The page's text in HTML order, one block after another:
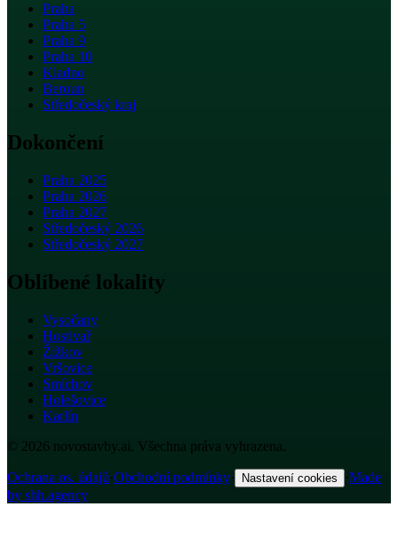
Praha
Praha 5
Praha 9
Praha 10
Kladno
Beroun
Středočeský kraj
Dokončení
Praha 2025
Praha 2026
Praha 2027
Středočeský 2026
Středočeský 2027
Oblíbené lokality
Vysočany
Hostivař
Žižkov
Vršovice
Smíchov
Holešovice
Karlín
© 2026 novostavby.ai. Všechna práva vyhrazena.
Ochrana os. údajů·Obchodní podmínky· Nastavení cookies ·Made
by shh.agency